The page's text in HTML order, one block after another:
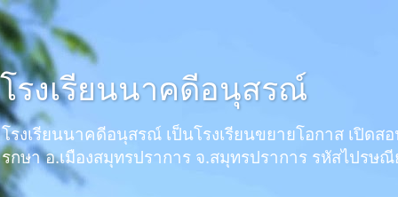
โรงเรียนนาคดีอนุสรณ์
โรงเรียนนาคดีอนุสรณ์ เป็นโรงเรียนขยายโอกาส เปิ
รกษา อ.เมืองสมุทรปราการ จ.สมุทรปราการ รหัสไปรษ